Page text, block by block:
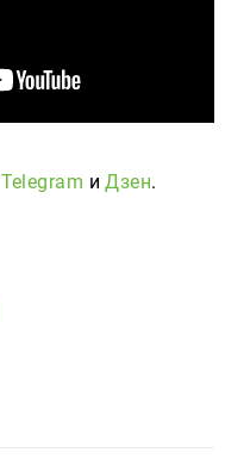
Telegram иДзен.